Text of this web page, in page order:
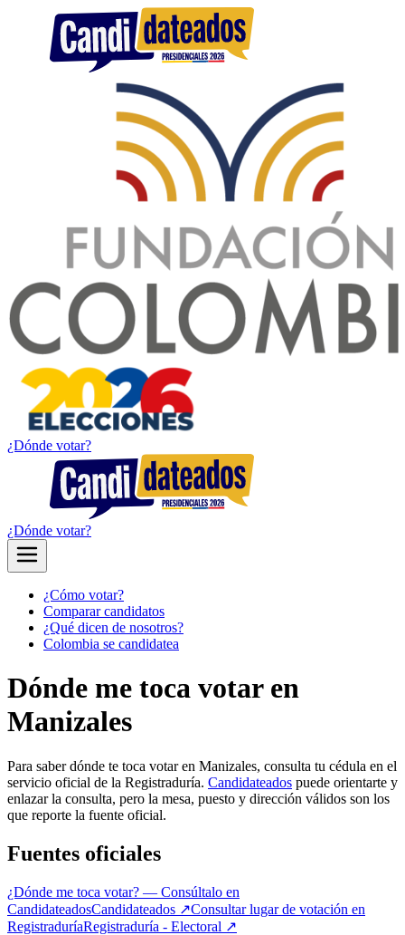
¿Dónde votar?
¿Dónde votar?
¿Cómo votar?
Comparar candidatos
¿Qué dicen de nosotros?
Colombia se candidatea
Dónde me toca votar en
Manizales
Para saber dónde te toca votar en Manizales, consulta tu cédula en el
servicio oficial de la Registraduría. Candidateados puede orientarte y
enlazar la consulta, pero la mesa, puesto y dirección válidos son los
que reporte la fuente oficial.
Fuentes oficiales
¿Dónde me toca votar? — Consúltalo en
CandidateadosCandidateados ↗Consultar lugar de votación en
RegistraduríaRegistraduría - Electoral ↗